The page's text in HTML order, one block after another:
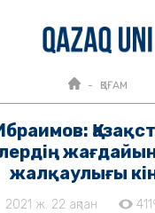
ҚОҒАМ
жалқаулығы
2021 ж. 22 ақпан